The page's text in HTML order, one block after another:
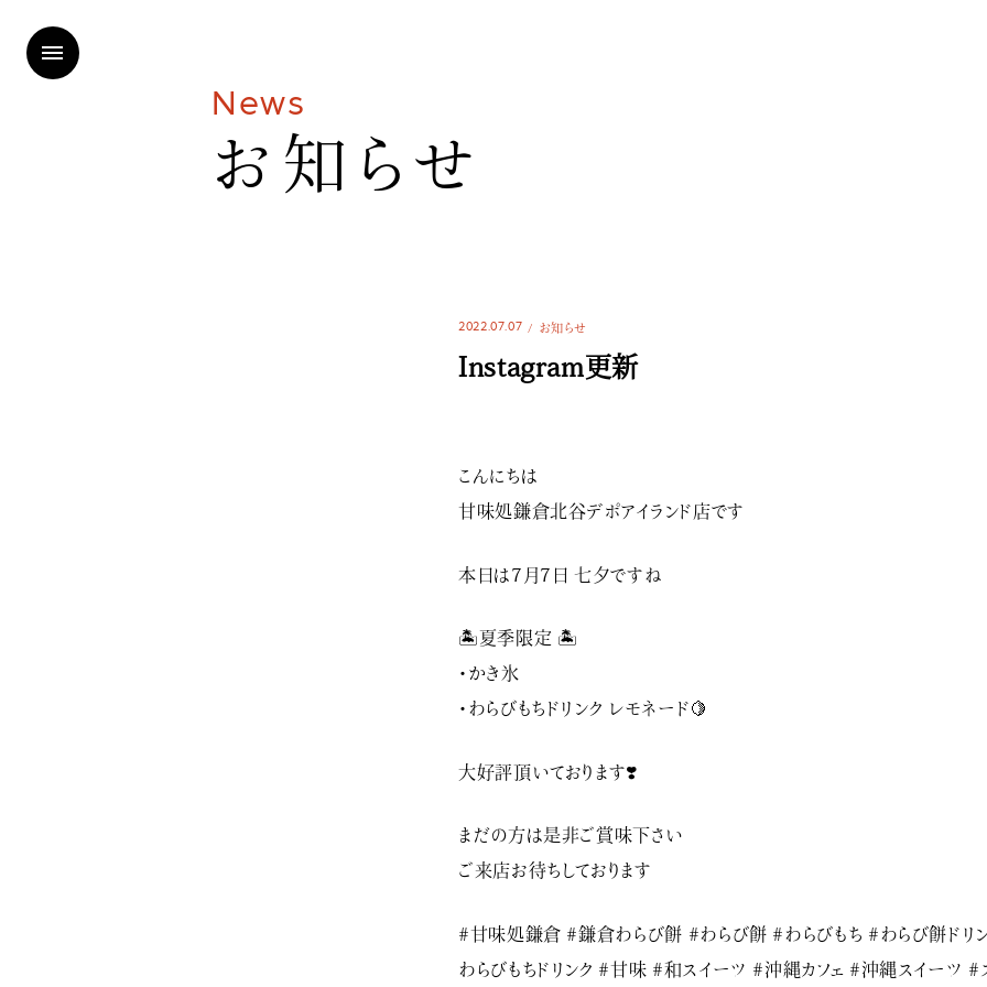
News
お 知 ら せ
2022.07.07 お知らせ
Instagram更新
こんにちは️
甘味処鎌倉北谷デポアイランド店です
本日は7月7日 七夕ですね️
🏝夏季限定 🏝
・かき氷
・わらびもちドリンク レモネード🍋
大好評頂いております❣️
まだの方は是非ご賞味下さい
ご来店お待ちしております
#甘味処鎌倉 #鎌倉わらび餅 #わらび餅 #わらびもち #わらび餅ドリ
わらびもちドリンク #甘味 #和スイーツ #沖縄カフェ #沖縄スイーツ #